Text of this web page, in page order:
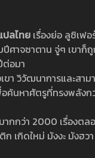
ปลไทย เรื่องย่อ ลูซิเฟ
ปีศาจซาตาน จู่ๆ เขา
ต่อมา
า วิวัฒนาการและสา
ค้นหาศัตรูที่ทรงพลังก
กกว่า 2000 เรื่องตล
เกิดใหม่ มังงะ มังฮว